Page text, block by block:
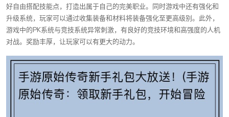
好自由搭配技能点，打造出属于自己的完美职业。同时游戏中还有强化和
升级系统，玩家可以通过收集装备和材料将装备强化至更高级别。此外，
游戏中的PK系统与竞技系统异常刺激，有良好的竞技环境和高强度的人机
对战。奖励丰厚，让玩家可以有更大的动力。